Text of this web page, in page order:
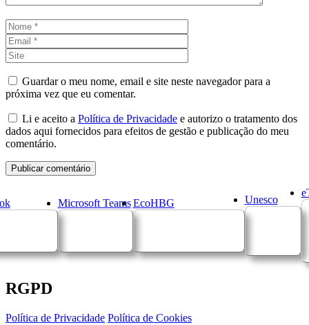
Nome
Guardar o meu nome, email e site neste navegador para a
próxima vez que eu comentar.
Li e aceito a Política de Privacidade e autorizo o tratamento dos
dados aqui fornecidos para efeitos de gestão e publicação do meu
comentário.
Microsoft Teams EcoHBG Unesco
RGPD
Política de Privacidade Política de Cookies